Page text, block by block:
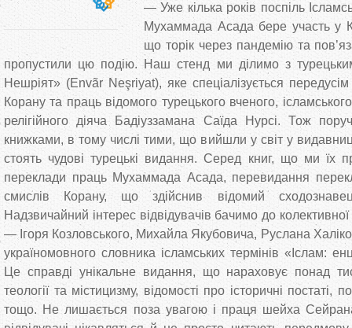
— Уже кілька років поспіль
Мухаммада Асада бере участь у
що торік через пандемію та
пропустили цю подію. Наш стенд ми ділимо з
Нешріят» (Envãr Neşriyat), яке спеціалізується
Корану та праць відомого турецького вченого,
релігійного діяча Бадіуззамана Саїда Нурсі. Тож
книжками, в тому числі тими, що вийшли у світ у
стоять чудові турецькі видання. Серед книг, що ми їх
переклади праць Мухаммада Асада, перевидання
смислів Корану, що здійснив відомий
Надзвичайний інтерес відвідувачів бачимо до
— Ігоря Козловського, Михайла Якубовича, Руслана
україномовного словника ісламських термінів «Іслам:
Це справді унікальне видання, що нараховує понад
теології та містицизму, відомості про історичні постаті,
тощо. Не лишається поза увагою і праця шейха